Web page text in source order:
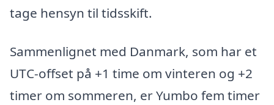
tage hensyn til tidsskift.
Sammenlignet med Danmark, som har et
UTC-offset på +1 time om vinteren og +2
timer om sommeren, er Yumbo fem timer